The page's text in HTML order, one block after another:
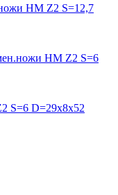
HM Z2 S=12,7
HM Z2 S=6
S=6 D=29x8x52